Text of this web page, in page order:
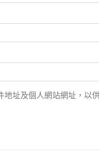
地址及個人網站網址，以